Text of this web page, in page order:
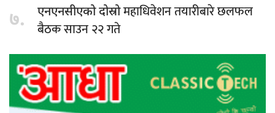
७. एनएनसीएको दोस्रोमहाधिवेशन तयारीबारे छलफल
बैठक साउन २२ गते